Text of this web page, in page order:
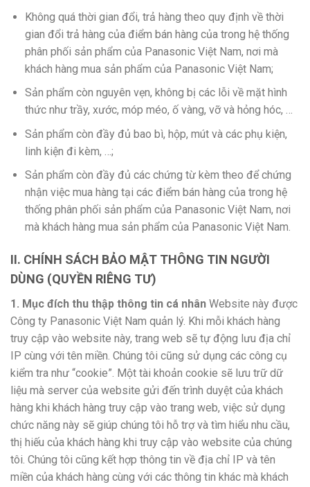
Không quá thời gian đổi, trả hàng theo quy định về thời
gian đổi trả hàng của điểm bán hàng của trong hệ thống
phân phối sản phẩm của Panasonic Việt Nam, nơi mà
khách hàng mua sản phẩm của Panasonic Việt Nam;
Sản phẩm còn nguyên vẹn, không bị các lỗi về mặt hình
thức như trầy, xước, móp méo, ố vàng, vỡ và hỏng hóc, …
Sản phẩm còn đầy đủ bao bì, hộp, mút và các phụ kiện,
linh kiện đi kèm, …;
Sản phẩm còn đầy đủ các chứng từ kèm theo để chứng
nhận việc mua hàng tại các điểm bán hàng của trong hệ
thống phân phối sản phẩm của Panasonic Việt Nam, nơi
mà khách hàng mua sản phẩm của Panasonic Việt Nam.
II. CHÍNH SÁCH BẢO MẬT THÔNG TIN NGƯỜI
DÙNG (QUYỀN RIÊNG TƯ)
1. Mục đích thu thập thông tin cá nhân Website này được
Công ty Panasonic Việt Nam quản lý. Khi mỗi khách hàng
truy cập vào website này, trang web sẽ tự động lưu địa chỉ
IP cùng với tên miền. Chúng tôi cũng sử dụng các công cụ
kiểm tra như “cookie”. Một tài khoản cookie sẽ lưu trữ dữ
liệu mà server của website gửi đến trình duyệt của khách
hàng khi khách hàng truy cập vào trang web, việc sử dụng
chức năng này sẽ giúp chúng tôi hỗ trợ và tìm hiểu nhu cầu,
thị hiếu của khách hàng khi truy cập vào website của chúng
tôi. Chúng tôi cũng kết hợp thông tin về địa chỉ IP và tên
miền của khách hàng cùng với các thông tin khác mà khách